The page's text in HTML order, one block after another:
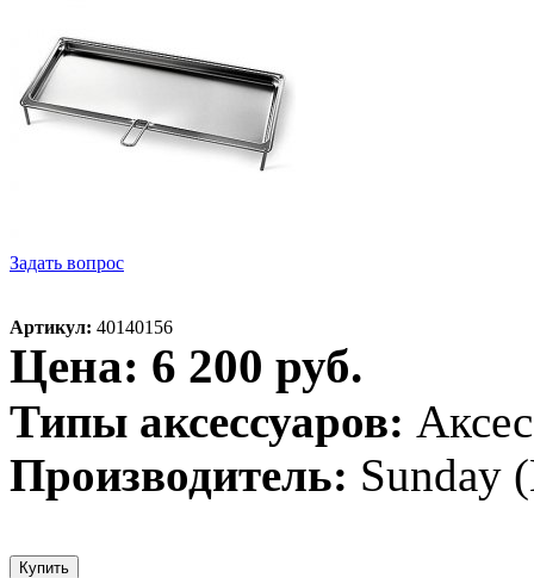
Задать вопрос
Артикул: 40140156
Цена: 6 200 руб.
Типы аксессуаров:
Производитель: Sunday
Купить